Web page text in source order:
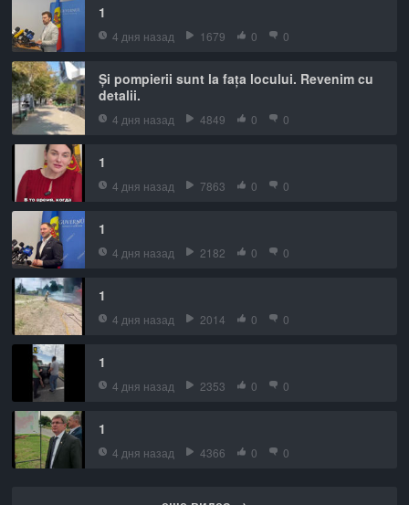
1
4 дня назад 1679 0 0
Și pompierii sunt la fața locului. Revenim cu
detalii.
4 дня назад 4849 0 0
1
4 дня назад 7863 0 0
1
4 дня назад 2182 0 0
1
4 дня назад 2014 0 0
1
4 дня назад 2353 0 0
1
4 дня назад 4366 0 0